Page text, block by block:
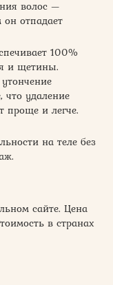
волос —
отпадает
100%
и щетины.
что удаление
проще и легче.
на теле без
сайте. Цена
в странах